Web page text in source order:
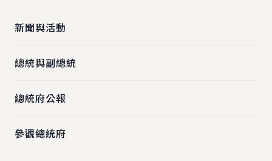
新聞與活動
總統與副總統
總統府公報
參觀總統府